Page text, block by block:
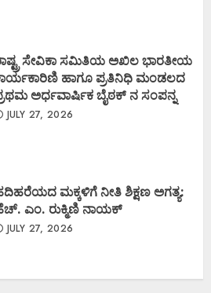
ಸೇವಿಕಾ ಸಮಿತಿಯ ಅಖಿಲ ಭಾರತೀಯ
ಹಾಗೂ ಪ್ರತಿನಿಧಿ ಮಂಡಲದ
ಅರ್ಧವಾರ್ಷಿಕ ಬೈಠಕ್ ನ ಸಂಪನ್ನ
JULY 27, 2026
ಮಕ್ಕಳಿಗೆ ನೀತಿ ಶಿಕ್ಷಣ ಅಗತ್ಯ:
ಎಂ. ರುಕ್ಮಿಣಿ ನಾಯಕ್
JULY 27, 2026